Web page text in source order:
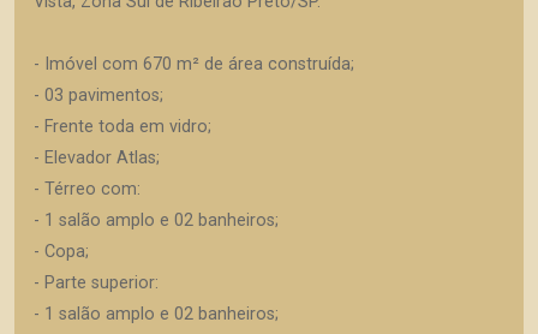
- Imóvel com 670 m² de área construída;
- 03 pavimentos;
- Frente toda em vidro;
- Elevador Atlas;
- Térreo com:
- 1 salão amplo e 02 banheiros;
- Copa;
- Parte superior:
- 1 salão amplo e 02 banheiros;